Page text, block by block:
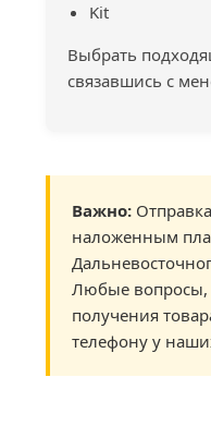
Kit
Выбрать
связавшись с
Важно:
наложенным
Любые вопросы,
получения
телефону у